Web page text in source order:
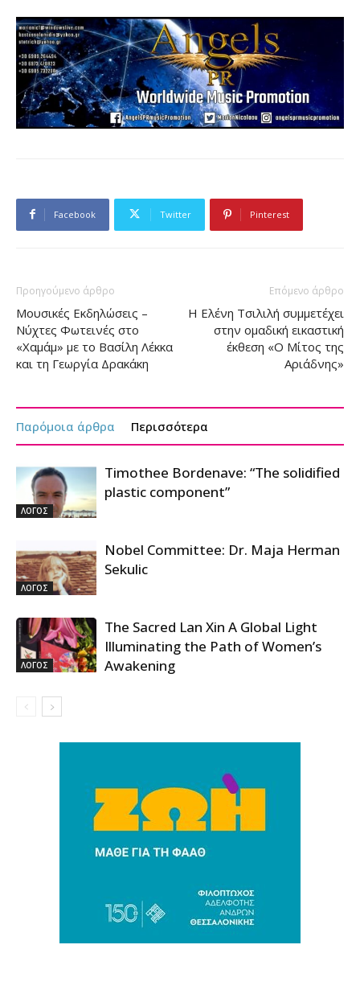
Facebook Twitter Pinterest
Προηγούμενο άρθρο
Μουσικές Εκδηλώσεις –
Νύχτες Φωτεινές στο
«Χαμάμ» με το Βασίλη Λέκκα
και τη Γεωργία Δρακάκη
Επόμενο άρθρο
Η Ελένη Τσιλιλή συμμετέχει
στην ομαδική εικαστική
έκθεση «O Μίτος της
Αριάδνης»
Παρόμοια άρθρα Περισσότερα
ΛΟΓΟΣ
Timothee Bordenave: “The solidified
plastic component”
ΛΟΓΟΣ
Nobel Committee: Dr. Maja Herman
Sekulic
ΛΟΓΟΣ
The Sacred Lan Xin A Global Light
Illuminating the Path of Women’s
Awakening